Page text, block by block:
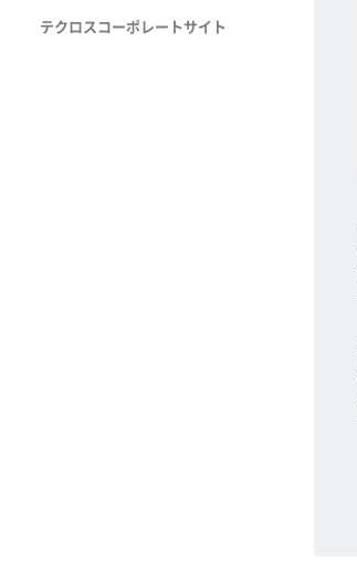
テクロスコーポレートサイト